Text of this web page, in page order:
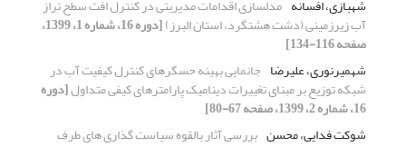
شهبازی، افسانه مدلسازی اقدامات مدیریتی در کنترل افت سطح تراز
آب زیرزمینی (دشت هشتگرد، استان البرز) [دوره 16، شماره 1، 1399،
صفحه 116-134]
شهمیرنوری، علیرضا جانمایی بهینه حسگرهای کنترل کیفیت آب در
شبکه توزیع بر مبنای تغییرات دینامیک پارامترهای کیفی متداول[دوره
16، شماره 2، 1399، صفحه 67-80]
شوکت فدایی، محسن بررسی آثار بالقوه سیاست گذاری های طرف